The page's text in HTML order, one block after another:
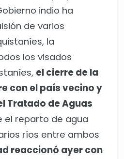
indio ha
de varios
la
los visados
el cierre de la
con el país vecino y
Tratado de Aguas
el reparto de agua
ríos entre ambos
reaccionó ayer con